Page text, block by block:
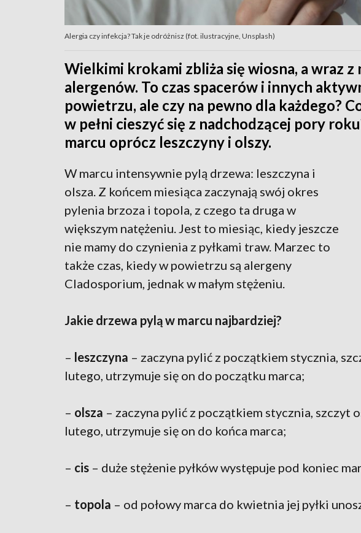
Alergia czy infekcja? Tak je odróżnisz (fot. ilustracyjne, Unsplash)
Wielkimi krokami zbliża się wiosna, a wraz z
alergenów. To czas spacerów i innych
powietrzu, ale czy na pewno dla każdego?
w pełni cieszyć się z nadchodzącej pory
marcu oprócz leszczyny i olszy.
W marcu intensywnie pylą drzewa: leszczyna i
olsza. Z końcem miesiąca zaczynają swój okres
pylenia brzoza i topola, z czego ta druga w
większym natężeniu. Jest to miesiąc, kiedy jeszcze
nie mamy do czynienia z pyłkami traw. Marzec to
także czas, kiedy w powietrzu są alergeny
Cladosporium, jednak w małym stężeniu.
Jakie drzewa pylą w marcu najbardziej?
– leszczyna – zaczyna pylić z początkiem stycznia,
lutego, utrzymuje się on do początku marca;
– olsza – zaczyna pylić z początkiem stycznia, szczyt
lutego, utrzymuje się on do końca marca;
– cis – duże stężenie pyłków występuje pod koniec
– topola – od połowy marca do kwietnia jej pyłki